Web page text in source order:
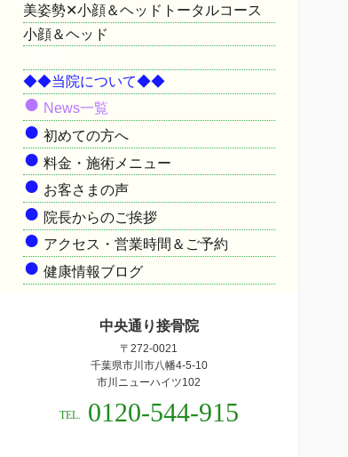
美姿勢✕小顔＆ヘッドトータルコース
小顔＆ヘッド
◆◆当院について◆◆
● News一覧
● 初めての方へ
● 料金・施術メニュー
● お客さまの声
● 院長からのご挨拶
● アクセス・営業時間＆ご予約
● 健康情報ブログ
中央通り接骨院
〒272-0021
千葉県市川市八幡4-5-10
市川ニューハイツ102
TEL. 0120-544-915